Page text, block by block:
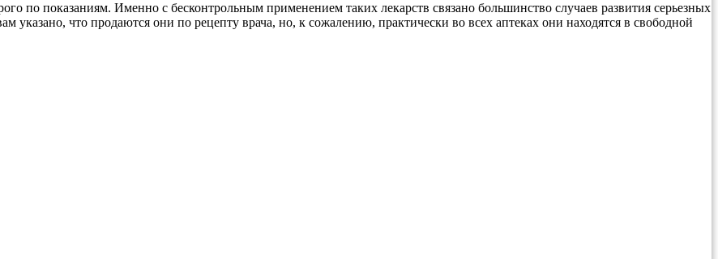
по показаниям. Именно с бесконтрольным применением таких лекарств связано большинство случаев развития серьезных
что продаются они по рецепту врача, но, к сожалению, практически во всех аптеках они находятся в свободной